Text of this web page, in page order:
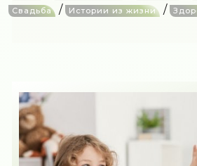
Свадьба / Истории из жизни /